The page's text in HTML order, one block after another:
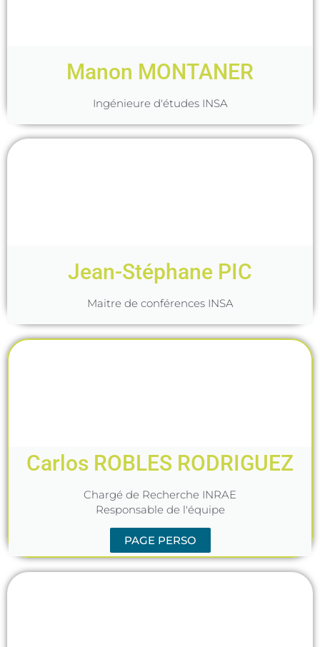
Manon MONTANER
Ingénieure d'études INSA
Jean-Stéphane PIC
Maitre de conférences INSA
Carlos ROBLES RODRIGUEZ
Chargé de Recherche INRAE
Responsable de l'équipe
PAGE PERSO